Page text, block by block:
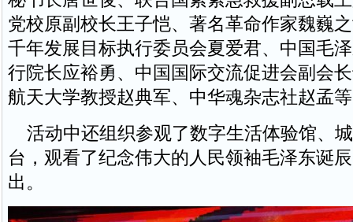
党校原副校长王子恺、著名革命作家魏巍
千年发展目标执行委员会夏爱君、中国毛
行院长应裕勇、中国国际交流促进会副会
航天大学教授赵典军、中华魂杂志社赵孟
活动中还组织参观了数字生活体验馆、
台，观看了纪念伟大的人民领袖毛泽东诞
出。